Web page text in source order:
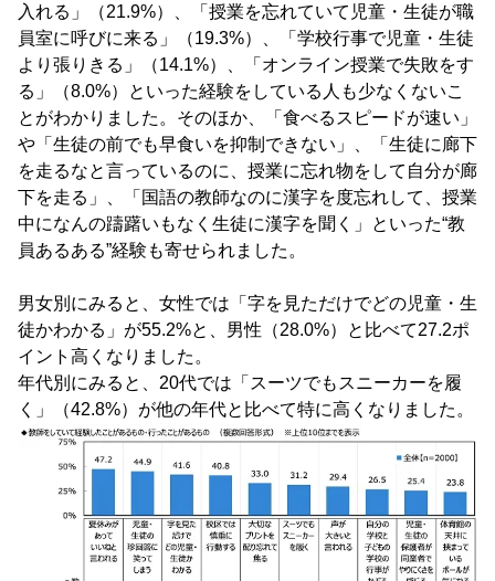
入れる」（21.9%）、「授業を忘れていて児童・生徒が職
員室に呼びに来る」（19.3%）、「学校行事で児童・生徒
より張りきる」（14.1%）、「オンライン授業で失敗をす
る」（8.0%）といった経験をしている人も少なくないこ
とがわかりました。そのほか、「食べるスピードが速い」
や「生徒の前でも早食いを抑制できない」、「生徒に廊下
を走るなと言っているのに、授業に忘れ物をして自分が廊
下を走る」、「国語の教師なのに漢字を度忘れして、授業
中になんの躊躇いもなく生徒に漢字を聞く」といった“教
員あるある”経験も寄せられました。
男女別にみると、女性では「字を見ただけでどの児童・生
徒かわかる」が55.2%と、男性（28.0%）と比べて27.2ポ
イント高くなりました。
年代別にみると、20代では「スーツでもスニーカーを履
く」（42.8%）が他の年代と比べて特に高くなりました。